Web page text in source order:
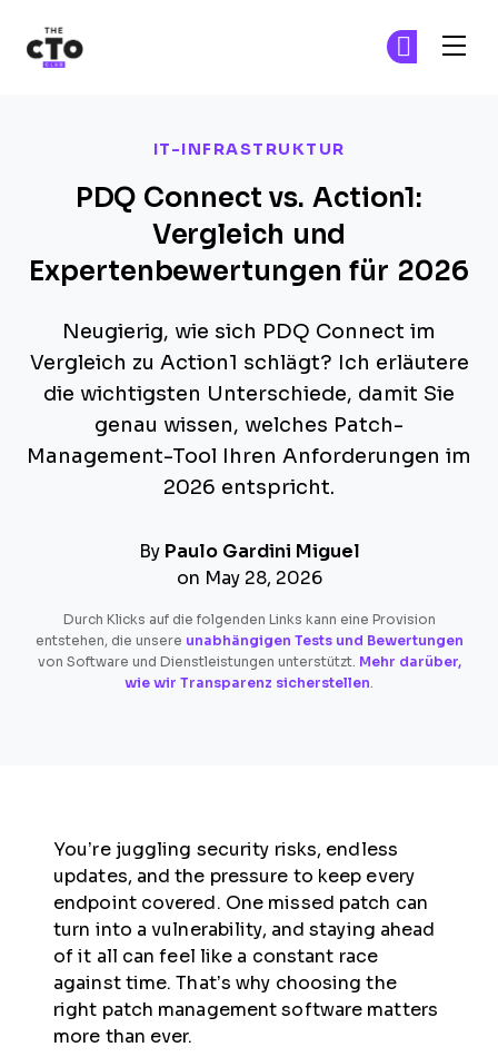
IT-INFRASTRUKTUR
PDQ Connect vs. Action1:
Vergleich und
Expertenbewertungen für 2026
Neugierig, wie sich PDQ Connect im
Vergleich zu Action1 schlägt? Ich erläutere
die wichtigsten Unterschiede, damit Sie
genau wissen, welches Patch-
Management-Tool Ihren Anforderungen im
2026 entspricht.
By Paulo Gardini Miguel
on May 28, 2026
Durch Klicks auf die folgenden Links kann eine Provision
entstehen, die unsere unabhängigen Tests und Bewertungen
von Software und Dienstleistungen unterstützt. Mehr darüber,
wie wir Transparenz sicherstellen.
You’re juggling security risks, endless
updates, and the pressure to keep every
endpoint covered. One missed patch can
turn into a vulnerability, and staying ahead
of it all can feel like a constant race
against time. That’s why choosing the
right patch management software matters
more than ever.